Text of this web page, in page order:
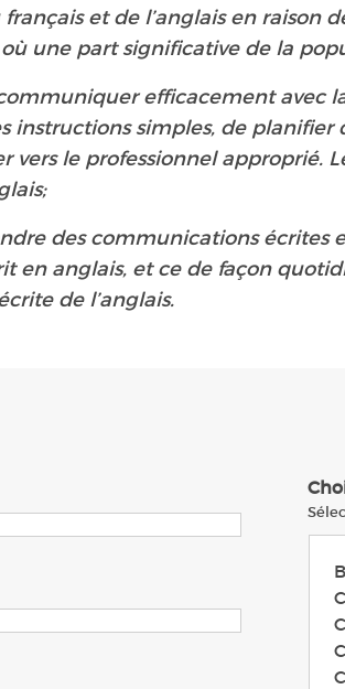
et de l’anglais en raison
une part significative de la
efficacement avec
simples, de
vers le professionnel
des communications écrites
en anglais, et ce de façon
de l’anglais.